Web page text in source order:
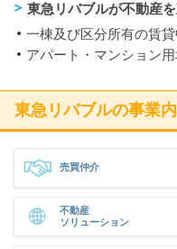
東急リバブルが不動産
一棟及び区分所有の賃
アパート・マンション
東急リバブルの事業
売買仲介
不動産
ソリューション